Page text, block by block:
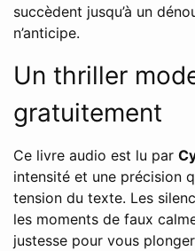
succèdent jusqu’à un
n’anticipe.
Un thriller
gratuitement
Ce livre audio est lu par
intensité et une précision
tension du texte. Les
les moments de faux
justesse pour vous